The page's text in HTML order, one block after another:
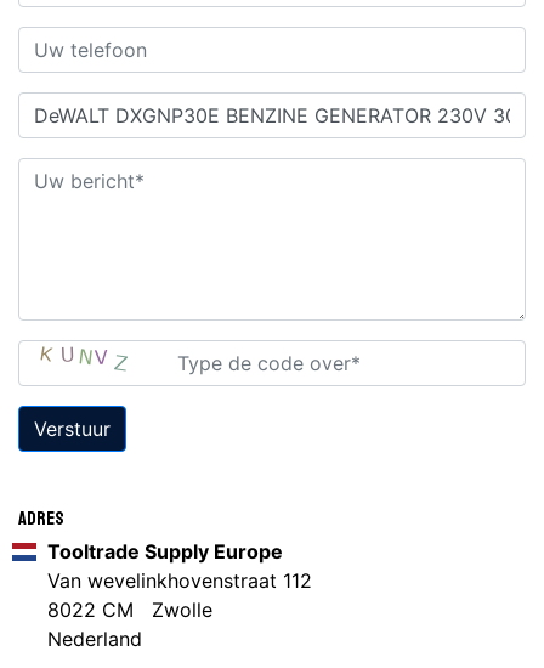
Verstuur
Adres
Tooltrade Supply Europe
Van wevelinkhovenstraat 112
8022 CM Zwolle
Nederland